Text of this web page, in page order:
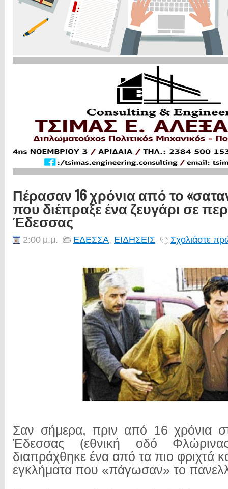
Πέρασαν 16 χρόνια από το
που διέπραξε ένα ζευγάρι σε
Έδεσσας
2:00 μ.μ. ΕΔΕΣΣΑ, ΕΙΔΗΣΕΙΣ Σχολιάστε
Σαν σήμερα, πριν από 16 χρόνια
Έδεσσας (εθνική οδό
διαπράχθηκε ένα από τα πιο φριχτά
εγκλήματα που «πάγωσαν» το